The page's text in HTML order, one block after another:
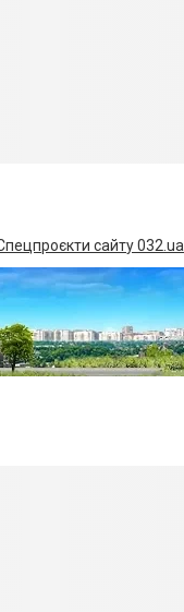
сайту 032.ua